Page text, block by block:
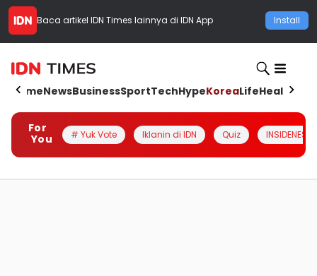
Baca artikel IDN Times lainnya di IDN App Install
HomeNewsBusinessSportTechHypeKoreaLifeHealth
For
You
# Yuk Vote Iklanin di IDN Quiz INSIDENESIA